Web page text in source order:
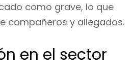
como grave, lo que
compañeros y allegados.
en el sector